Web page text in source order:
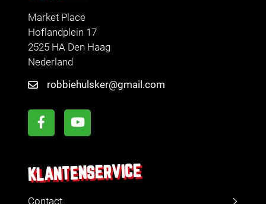
Market Place
Hoflandplein 17
2525 HA Den Haag
Nederland
robbiehulsker@gmail.com
KLANTENSERVICE
Contact